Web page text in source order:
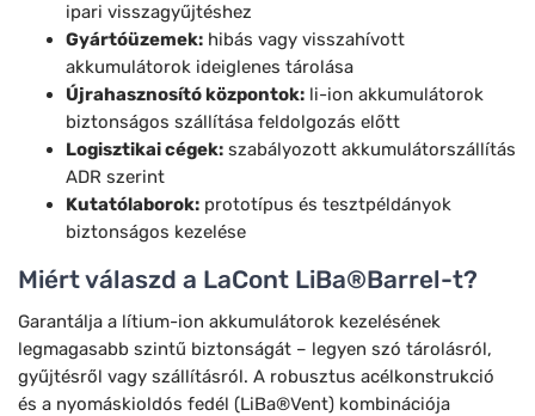
ipari visszagyűjtéshez
Gyártóüzemek: hibás vagy visszahívott
akkumulátorok ideiglenes tárolása
Újrahasznosító központok: li-ion akkumulátorok
biztonságos szállítása feldolgozás előtt
Logisztikai cégek: szabályozott akkumulátorszállítás
ADR szerint
Kutatólaborok: prototípus és tesztpéldányok
biztonságos kezelése
Miért válaszd a LaCont LiBa®Barrel-t?
Garantálja a lítium-ion akkumulátorok kezelésének
legmagasabb szintű biztonságát – legyen szó tárolásról,
gyűjtésről vagy szállításról. A robusztus acélkonstrukció
és a nyomáskioldós fedél (LiBa®Vent) kombinációja